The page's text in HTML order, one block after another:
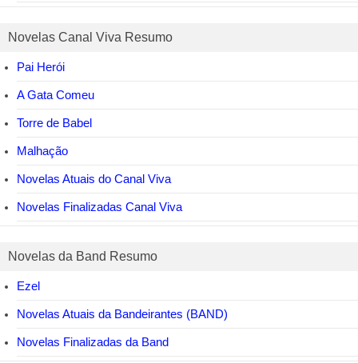
Novelas Canal Viva Resumo
Pai Herói
A Gata Comeu
Torre de Babel
Malhação
Novelas Atuais do Canal Viva
Novelas Finalizadas Canal Viva
Novelas da Band Resumo
Ezel
Novelas Atuais da Bandeirantes (BAND)
Novelas Finalizadas da Band